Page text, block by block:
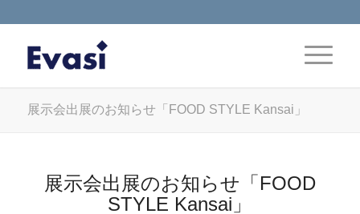
展示会出展のお知らせ「FOOD STYLE Kansai」
展示会出展のお知らせ「FOOD
STYLE Kansai」